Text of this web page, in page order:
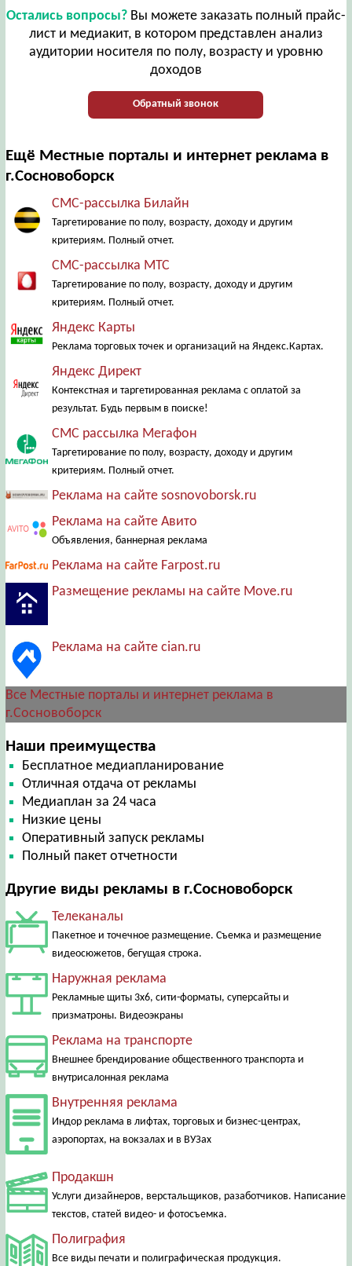
Остались вопросы?Вы можете заказать полный прайс-
лист и медиакит, в котором представлен анализ
аудитории носителя по полу, возрасту и уровню
доходов
Обратный звонок
Ещё Местные порталы и интернет реклама в
г.Сосновоборск
СМС-рассылка Билайн
Таргетирование по полу, возрасту, доходу и другим
критериям. Полный отчет.
СМС-рассылка МТС
Таргетирование по полу, возрасту, доходу и другим
критериям. Полный отчет.
Яндекс Карты
Реклама торговых точек и организаций на Яндекс.Картах.
Яндекс Директ
Контекстная и таргетированная реклама с оплатой за
результат. Будь первым в поиске!
СМС рассылка Мегафон
Таргетирование по полу, возрасту, доходу и другим
критериям. Полный отчет.
Реклама на сайте sosnovoborsk.ru
Реклама на сайте Авито
Объявления, баннерная реклама
Реклама на сайте Farpost.ru
Размещение рекламы на сайте Move.ru
Реклама на сайте cian.ru
Все Местные порталы и интернет реклама в
г.Сосновоборск
Наши преимущества
Бесплатное медиапланирование
Отличная отдача от рекламы
Медиаплан за 24 часа
Низкие цены
Оперативный запуск рекламы
Полный пакет отчетности
Другие виды рекламы в г.Сосновоборск
Телеканалы
Пакетное и точечное размещение. Съемка и размещение
видеосюжетов, бегущая строка.
Наружная реклама
Рекламные щиты 3х6, сити-форматы, суперсайты и
призматроны. Видеоэкраны
Реклама на транспорте
Внешнее брендирование общественного транспорта и
внутрисалонная реклама
Внутренняя реклама
Индор реклама в лифтах, торговых и бизнес-центрах,
аэропортах, на вокзалах и в ВУЗах
Продакшн
Услуги дизайнеров, верстальщиков, разаботчиков. Написание
текстов, статей видео- и фотосъемка.
Полиграфия
Все виды печати и полиграфическая продукция.